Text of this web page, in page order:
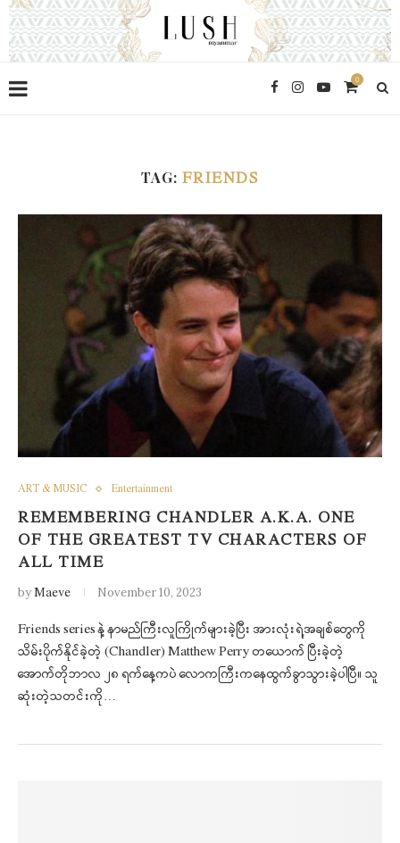
0
TAG: FRIENDS
ART & MUSIC Entertainment
REMEMBERING CHANDLER A.K.A. ONE
OF THE GREATEST TV CHARACTERS OF
ALL TIME
byMaeve November 10, 2023
Friends series နဲ့ နာမည်ကြီးလူကြိုက်များခဲ့ပြီး အားလုံးရဲ့အချစ်တွေကို
သိမ်းပိုက်နိုင်ခဲ့တဲ့ (Chandler) Matthew Perry တယောက် ပြီးခဲ့တဲ့
အောက်တိုဘာလ ၂၈ ရက်နေ့ကပဲ လောကကြီးကနေထွက်ခွာသွားခဲ့ပါပြီ။ သူ
ဆုံးတဲ့သတင်းကို…